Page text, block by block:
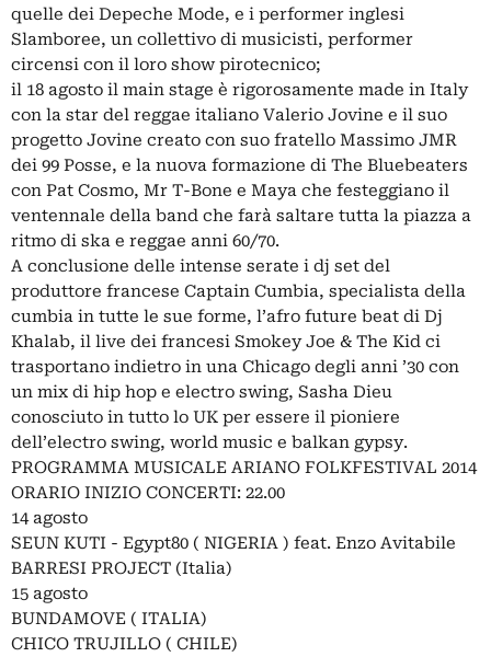
quelle dei Depeche Mode, e i performer inglesi
Slamboree, un collettivo di musicisti, performer
circensi con il loro show pirotecnico;
il 18 agosto il main stage è rigorosamente made in Italy
con la star del reggae italiano Valerio Jovine e il suo
progetto Jovine creato con suo fratello Massimo JMR
dei 99 Posse, e la nuova formazione di The Bluebeaters
con Pat Cosmo, Mr T-Bone e Maya che festeggiano il
ventennale della band che farà saltare tutta la piazza a
ritmo di ska e reggae anni 60/70.
A conclusione delle intense serate i dj set del
produttore francese Captain Cumbia, specialista della
cumbia in tutte le sue forme, l’afro future beat di Dj
Khalab, il live dei francesi Smokey Joe & The Kid ci
trasportano indietro in una Chicago degli anni ’30 con
un mix di hip hop e electro swing, Sasha Dieu
conosciuto in tutto lo UK per essere il pioniere
dell’electro swing, world music e balkan gypsy.
PROGRAMMA MUSICALE ARIANO FOLKFESTIVAL 2014
ORARIO INIZIO CONCERTI: 22.00
14 agosto
SEUN KUTI - Egypt80 ( NIGERIA ) feat. Enzo Avitabile
BARRESI PROJECT (Italia)
15 agosto
BUNDAMOVE ( ITALIA)
CHICO TRUJILLO ( CHILE)